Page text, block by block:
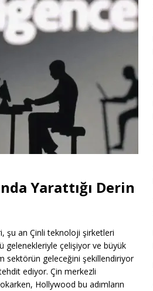
Yarattığı Derin
şu an Çinli teknoloji şirketleri
gelenekleriyle çelişiyor ve büyük
sektörün geleceğini şekillendiriyor
tehdit ediyor. Çin merkezli
Hollywood bu adımların